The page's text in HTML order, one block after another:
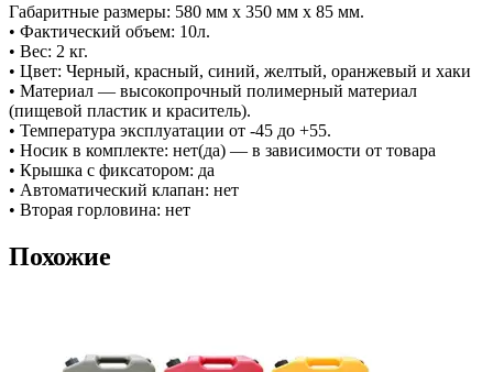
Габаритные размеры: 580 мм х 350 мм х 85 мм.
• Фактический объем: 10л.
• Вес: 2 кг.
• Цвет: Черный, красный, синий, желтый, оранжевый и хаки
• Материал — высокопрочный полимерный материал
(пищевой пластик и краситель).
• Температура эксплуатации от -45 до +55.
• Носик в комплекте: нет(да) — в зависимости от товара
• Крышка с фиксатором: да
• Автоматический клапан: нет
• Вторая горловина: нет
Похожие